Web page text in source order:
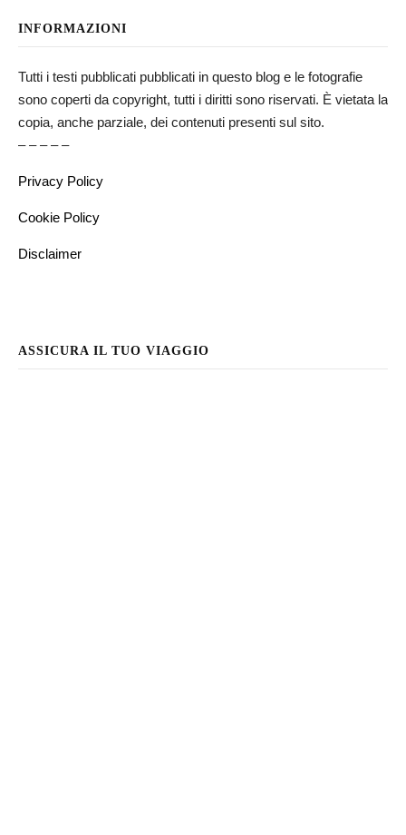
INFORMAZIONI
Tutti i testi pubblicati pubblicati in questo blog e le fotografie
sono coperti da copyright, tutti i diritti sono riservati. È vietata la
copia, anche parziale, dei contenuti presenti sul sito.
– – – – –
Privacy Policy
Cookie Policy
Disclaimer
ASSICURA IL TUO VIAGGIO